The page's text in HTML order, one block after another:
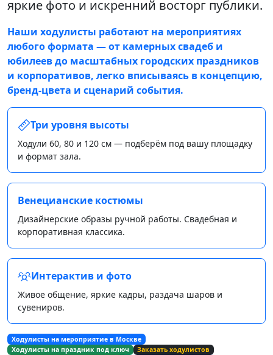
яркие фото и искренний восторг публики.
Наши ходулисты работают на мероприятиях
любого формата — от камерных свадеб и
юбилеев до масштабных городских праздников
и корпоративов, легко вписываясь в концепцию,
бренд‑цвета и сценарий события.
Три уровня высоты
Ходули 60, 80 и 120 см — подберём под вашу площадку
и формат зала.
Венецианские костюмы
Дизайнерские образы ручной работы. Свадебная и
корпоративная классика.
Интерактив и фото
Живое общение, яркие кадры, раздача шаров и
сувениров.
Ходулисты на мероприятие в Москве
Ходулисты на праздник под ключ
Заказать ходулистов